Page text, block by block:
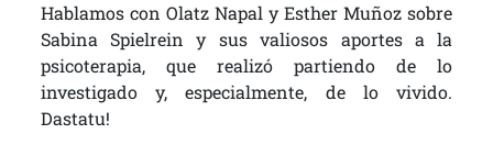
Hablamos con Olatz Napal y Esther Muñoz sobre
Sabina Spielrein y sus valiosos aportes a la
psicoterapia, que realizó partiendo de lo
investigado y, especialmente, de lo vivido.
Dastatu!